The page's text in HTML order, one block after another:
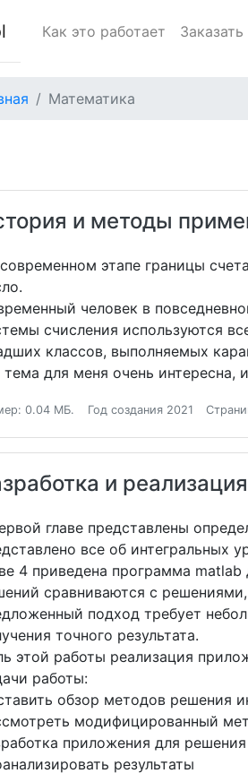
Как это работает
Математика
и методы
этапе границы
человек в
счисления используются
классов, выполняемых
тема для меня очень интересна,
0.04 МБ. Год создания 2021
и
главе представлены
все об интегральных
4 приведена программа
сравниваются с
подход требует
точного результата.
этой работы реализация
работы:
обзор методов решения
модифицированный
приложения для
результаты